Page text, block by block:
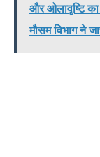
और ओलावृष्टि का
मौसम विभाग ने